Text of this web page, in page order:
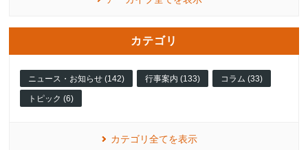
カテゴリ
ニュース・お知らせ (142) 行事案内 (133) コラム (33)
トピック (6)
カテゴリ全てを表示